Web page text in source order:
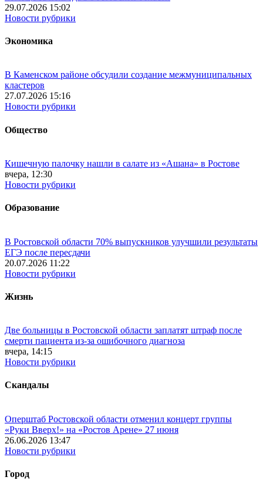
29.07.2026 15:02
Новости рубрики
Экономика
В Каменском районе обсудили создание межмуниципальных
кластеров
27.07.2026 15:16
Новости рубрики
Общество
Кишечную палочку нашли в салате из «Ашана» в Ростове
вчера, 12:30
Новости рубрики
Образование
В Ростовской области 70% выпускников улучшили результаты
ЕГЭ после пересдачи
20.07.2026 11:22
Новости рубрики
Жизнь
Две больницы в Ростовской области заплатят штраф после
смерти пациента из-за ошибочного диагноза
вчера, 14:15
Новости рубрики
Скандалы
Оперштаб Ростовской области отменил концерт группы
«Руки Вверх!» на «Ростов Арене» 27 июня
26.06.2026 13:47
Новости рубрики
Город